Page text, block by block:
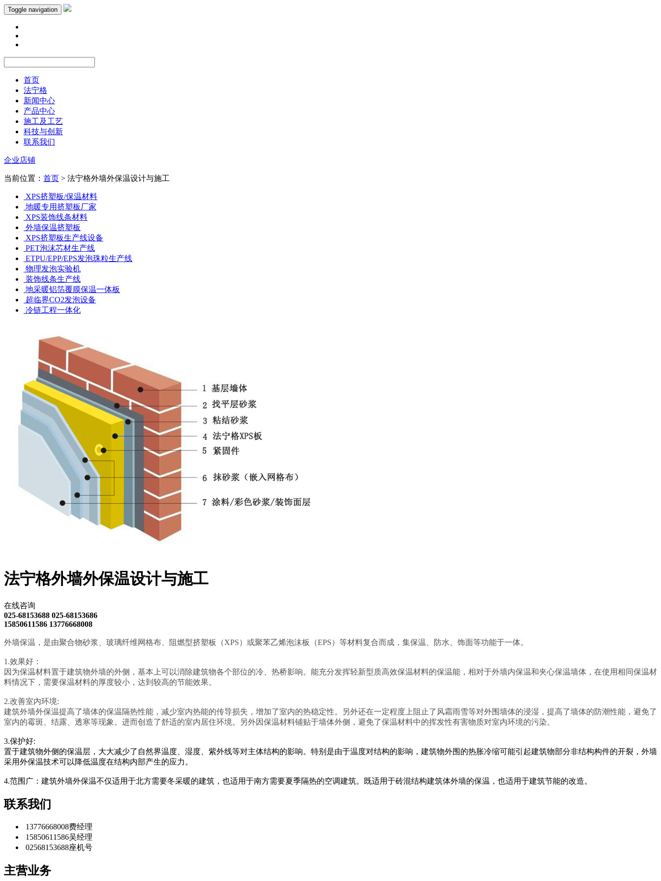
Toggle navigation
首页
法宁格
新闻中心
产品中心
施工及工艺
科技与创新
联系我们
企业店铺
当前位置： 首页 > 法宁格外墙外保温设计与施工
XPS挤塑板/保温材料
地暖专用挤塑板厂家
XPS装饰线条材料
外墙保温挤塑板
XPS挤塑板生产线设备
PET泡沫芯材生产线
ETPU/EPP/EPS发泡珠粒生产线
物理发泡实验机
装饰线条生产线
地采暖铝箔覆膜保温一体板
超临界CO2发泡设备
冷链工程一体化
法宁格外墙外保温设计与施工
在线咨询
025-68153688 025-68153686
15850611586 13776668008
外墙保温，是由聚合物砂浆、玻璃纤维网格布、阻燃型挤塑板（XPS）或聚苯乙烯泡沫板（EPS） 等材料复合而成，集保温、防水、饰面等功能于一体。
1.效果好：
因为保温材料置于建筑物外墙的外侧，基本上可以消除建筑物各个部位的冷、热桥影响。能充分发挥轻新型质高效保温材料的保温能，相对于外墙内保温和夹心保温墙体，在使用相同保温材
料情况下，需要保温材料的厚度较小，达到较高的节能效果。
2.改善室内环境:
建筑外墙外保温提高了墙体的保温隔热性能，减少室内热能的传导损失，增加了室内的热稳定性。另外还在一定程度上阻止了风霜雨雪等对外围墙体的浸湿，提高了墙体的防潮性能，避免了
室内的霉斑、结露、透寒等现象。进而创造了舒适的室内居住环境。另外因保温材料铺贴于墙体外侧，避免了保温材料中的挥发性有害物质对室内环境的污染。
3.保护好:
置于建筑物外侧的保温层 ，大大减少了自然界温度、湿度、紫外线等对主体结构的影响。特别是由于温度对结构的影响，建筑物外围的热胀冷缩可能引起建筑物部分非结构构件的开裂，外墙
采用外保温技术可以降低温度在结构内部产生的应力。
4.范围广：建筑外墙外保温不仅适用于北方需要冬采暖的建筑，也适用于南方需要夏季隔热的空调建筑。既适用于砖混结构建筑体外墙的保温，也适用于建筑节能的改造。
联系我们
13776668008费经理
15850611586吴经理
02568153688座机号
主营业务